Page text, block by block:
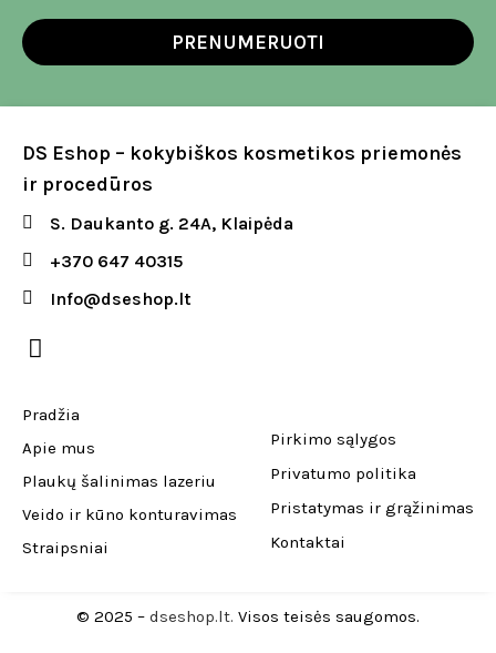
PRENUMERUOTI
DS Eshop – kokybiškos kosmetikos priemonės
ir procedūros
S. Daukanto g. 24A, Klaipėda
+370 647 40315
Info@dseshop.lt
Pradžia
Apie mus
Plaukų šalinimas lazeriu
Veido ir kūno konturavimas
Straipsniai
Pirkimo sąlygos
Privatumo politika
Pristatymas ir grąžinimas
Kontaktai
© 2025 – dseshop.lt. Visos teisės saugomos.